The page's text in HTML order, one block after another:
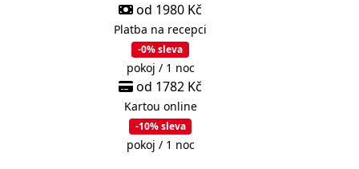
od 1980 Kč
Platba na recepci
-0% sleva
pokoj / 1 noc
od 1782 Kč
Kartou online
-10% sleva
pokoj / 1 noc